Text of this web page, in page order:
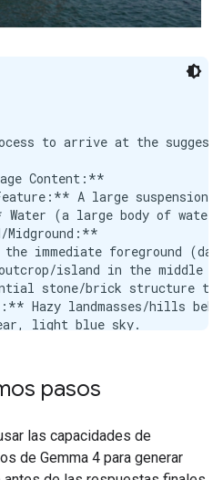
to arrive at the
Content:**
A large suspension
Water (a large body of
Midground:**
immediate foreground
island in the middle
stone/brick structure
Hazy landmasses/hills
light blue sky.
for Description:**
Gate Bridge).
features.
(Focusing on detail
pasos
las capacidades de
de Gemma 4 para generar